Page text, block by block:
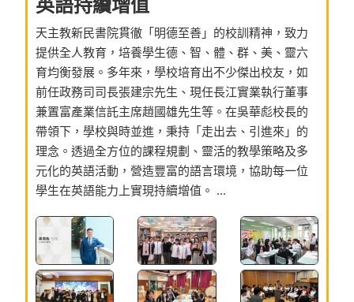
天主教新民書院貫徹「明德至善」的校訓精神，致力
提供全人教育，培養學生德、智、體、群、美、靈六
育均衡發展。多年來，學校培育出不少傑出校友，如
前任政務司司長張建宗先生、現任長江實業執行董事
兼置富產業信託主席趙國雄先生等。在吳華彪校長的
帶領下，學校與時並進，秉持「走出去、引進來」的
理念。透過全方位的課程規劃、靈活的教學策略及多
元化的英語活動，營造豐富的語言環境，協助每一位
學生在英語能力上實現持續增值。 ...